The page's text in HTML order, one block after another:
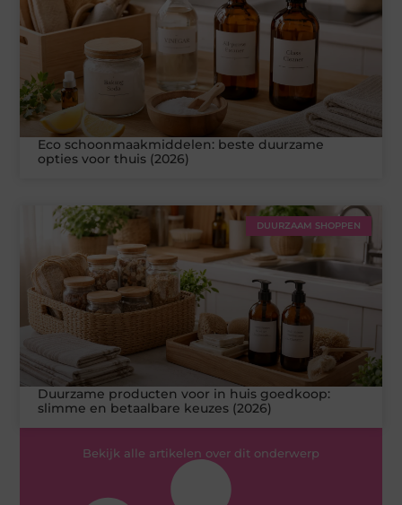
Eco schoonmaakmiddelen: beste duurzame
opties voor thuis (2026)
DUURZAAM SHOPPEN
Duurzame producten voor in huis goedkoop:
slimme en betaalbare keuzes (2026)
Bekijk alle artikelen over dit onderwerp